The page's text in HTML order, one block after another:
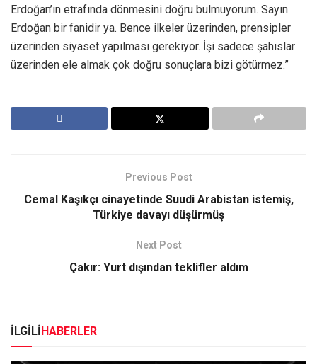
Erdoğan’ın etrafında dönmesini doğru bulmuyorum. Sayın
Erdoğan bir fanidir ya. Bence ilkeler üzerinden, prensipler
üzerinden siyaset yapılması gerekiyor. İşi sadece şahıslar
üzerinden ele almak çok doğru sonuçlara bizi götürmez.”
Previous Post
Cemal Kaşıkçı cinayetinde Suudi Arabistan istemiş,
Türkiye davayı düşürmüş
Next Post
Çakır: Yurt dışından teklifler aldım
İLGİLİHABERLER